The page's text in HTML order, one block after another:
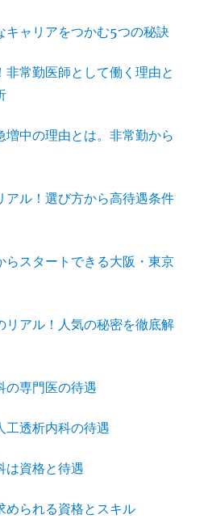
キャリアをつかむ5つの秘訣
非常勤医師として働く理由と
増中の理由とは。非常勤から
アル！選び方から高待遇条件
らスタートできる大阪・東京
リアル！人気の秘密を徹底解
専門医の待遇
工透析内科の待遇
は資格と待遇
められる資格とスキル